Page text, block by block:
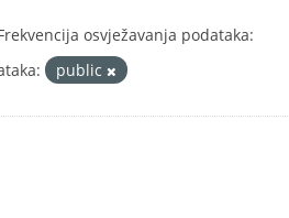
osvježavanja podataka:
public